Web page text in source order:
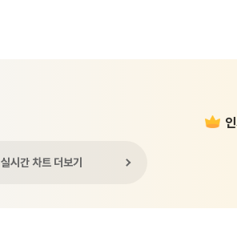
실시간 차트 더보기